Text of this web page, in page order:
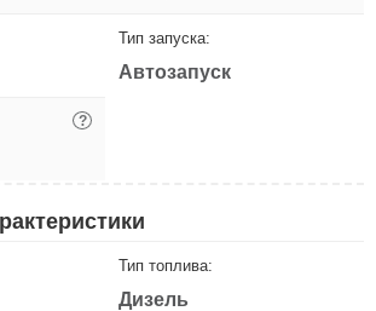
Тип запуска:
Автозапуск
?
Тип топлива:
Дизель